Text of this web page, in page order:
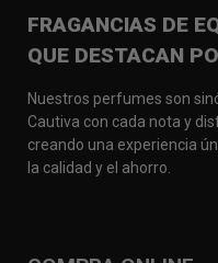
FRAGANCIAS DE
QUE DESTACAN
Nuestros perfumes son
Cautiva con cada nota y
creando una experiencia
la calidad y el ahorro.